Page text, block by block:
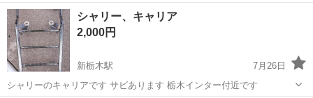
シャリー、キャリア
2,000円
新栃木駅
7月26日
シャリーのキャリアです サビあります 栃木インター付近です